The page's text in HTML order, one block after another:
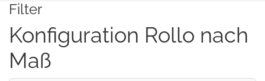
Filter
Konfiguration Rollo nach
Maß